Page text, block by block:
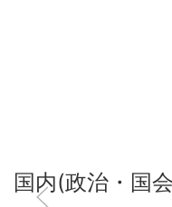
国内(政治・国